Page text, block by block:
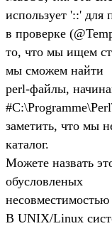
использует '::' для
в проверке
то, что мы ищем
мы сможем найти
perl-файлы,
заметить, что мы
каталог.
Можете назвать
обусловленых
В UNIX/Linux